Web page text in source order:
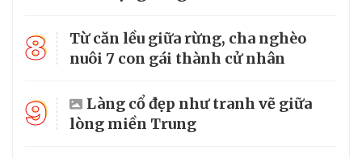
8
Từ căn lều giữa rừng, cha nghèo
nuôi 7 con gái thành cử nhân
9
Làng cổ đẹp như tranh vẽ giữa
lòng miền Trung